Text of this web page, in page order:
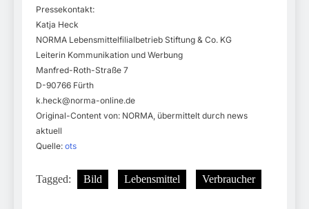
Pressekontakt:
Katja Heck
NORMA Lebensmittelfilialbetrieb Stiftung & Co. KG
Leiterin Kommunikation und Werbung
Manfred-Roth-Straße 7
D-90766 Fürth
k.heck@norma-online.de
Original-Content von: NORMA, übermittelt durch news
aktuell
Quelle: ots
Tagged: Bild Lebensmittel Verbraucher